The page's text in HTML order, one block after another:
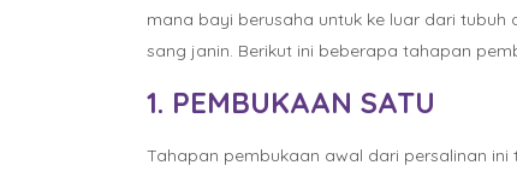
mana bayi berusaha untuk ke luar dari
sang janin. Berikut ini beberapa tahapan
1. PEMBUKAAN SATU
Tahapan pembukaan awal dari persalinan